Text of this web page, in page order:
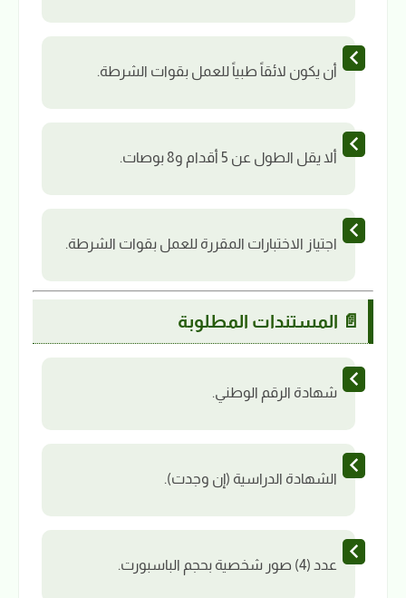
أن يكون لائقاً طبياً للعمل بقوات الشرطة.
ألا يقل الطول عن 5 أقدام و8 بوصات.
اجتياز الاختبارات المقررة للعمل بقوات الشرطة.
📄 المستندات المطلوبة
شهادة الرقم الوطني.
الشهادة الدراسية (إن وجدت).
عدد (4) صور شخصية بحجم الباسبورت.